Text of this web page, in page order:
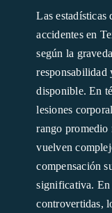
Las estadísticas
accidentes en
según la
responsabilidad
disponible. En
lesiones
rango promedio
vuelven
compensación
significativa. En
controvertidas,